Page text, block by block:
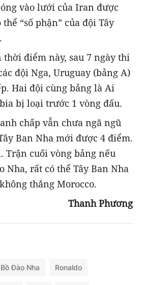
vào lưới của Iran được
“số phận” của đội Tây
điểm này, sau 7 ngày thi
đội Nga, Uruguay (bảng A)
Hai đội cùng bảng là Ai
bị loại trước 1 vòng đấu.
chấp vẫn chưa ngã ngũ
Ban Nha mới được 4 điểm.
Trận cuối vòng bảng nếu
Nha, rất có thể Tây Ban Nha
thắng Morocco.
Thanh Phương
Bồ Đào Nha Ronaldo